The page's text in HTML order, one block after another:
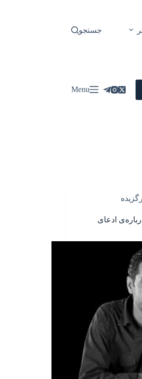
جستجو
Menu
ادعای